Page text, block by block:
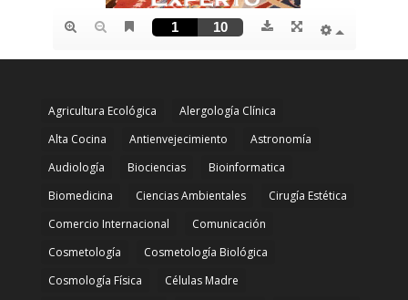
Agricultura Ecológica
Alergología Clínica
Alta Cocina
Antienvejecimiento
Astronomía
Audiología
Biociencias
Bioinformatica
Biomedicina
Ciencias Ambientales
Cirugía Estética
Comercio Internacional
Comunicación
Cosmetología
Cosmetología Biológica
Cosmología Física
Células Madre